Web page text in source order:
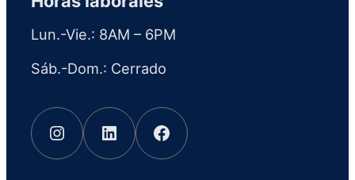
Lun.-Vie.: 8AM – 6PM
Sáb.-Dom.: Cerrado
Instagram LinkedIn Facebook